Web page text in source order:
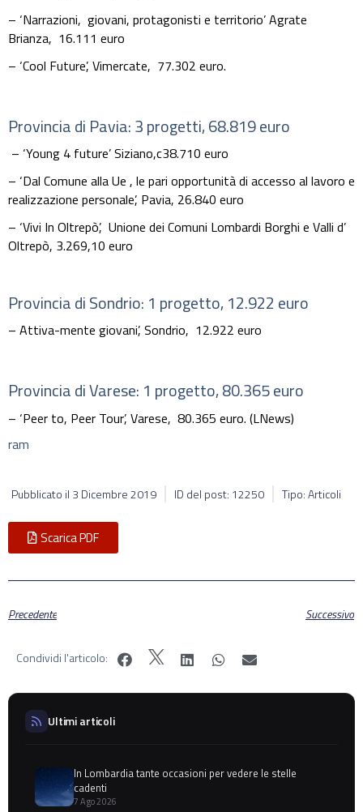
– ‘Narrazioni, giovani, protagonisti e territorio’ Agrate
Brianza, 16.111 euro
– ‘Cool Future’, Vimercate, 77.302 euro.
Provincia di Pavia: 3 progetti, 68.819 euro
– ‘Young 4 future’Siziano,c38.710 euro
– ‘Dal Comune alla Ue , le pari opportunità di accesso al lavoro e
realizzazione personale’, Pavia, 26.840 euro
– ‘Vivi In Oltrepò’, Unione dei Comuni Lombardi Borghi e Valli d’
Oltrepò, 3.269,10 euro
Provincia di Sondrio: 1 progetto, 12.922 euro
– Attiva-mente giovani’, Sondrio, 12.922 euro
Provincia di Varese: 1 progetto, 80.365 euro
– ‘Peer to, Peer Tour’, Varese, 80.365 euro. (LNews)
ram
Pubblicato il 3 Dicembre 2019 ID del post: 12250 Tipo: Articoli
Scarica PDF
Precedente Successivo
Condividi l'articolo:
Ultimi articoli
In Lombardia tante occasioni per vedere le stelle
cadenti
7 Ago 2026